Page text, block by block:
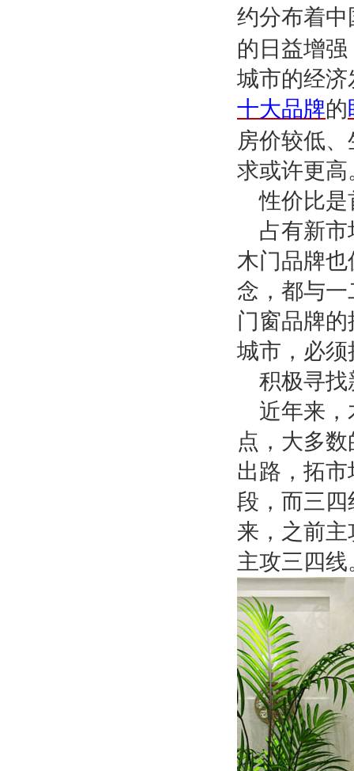
约分布着中
的日益增
城市的经
十大品牌的
房价较低
求或许更高
性价比是
占有新
木门品牌
念，都与
门窗品牌
城市，必
积极寻找
近年来
点，大多
出路，拓
段，而三
来，之前
主攻三四线